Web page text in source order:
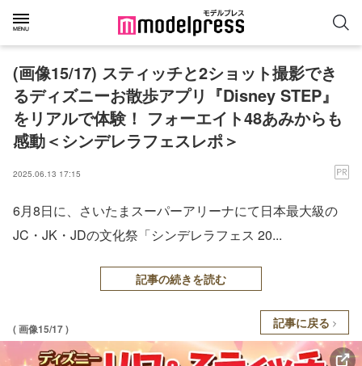
(画像15/17) スティッチと2ショット撮影でき
るディズニーお散歩アプリ『Disney STEP』
をリアルで体験！ フォーエイト48あみからも
感動＜シンデレラフェスレポ＞
2025.06.13 17:15
6月8日に、さいたまスーパーアリーナにて日本最大級の
JC・JK・JDの文化祭「シンデレラフェス 20...
記事の続きを読む
( 画像15/17 ) 記事に戻る